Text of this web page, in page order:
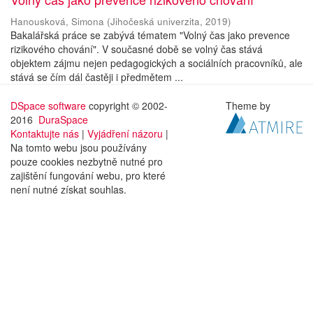
Hanousková, Simona (Jihočeská univerzita, 2019)
Bakalářská práce se zabývá tématem "Volný čas jako prevence
rizikového chování". V současné době se volný čas stává
objektem zájmu nejen pedagogických a sociálních pracovníků, ale
stává se čím dál častěji i předmětem ...
DSpace software copyright © 2002-
2016 DuraSpace
Kontaktujte nás | Vyjádření názoru |
Na tomto webu jsou používány
pouze cookies nezbytně nutné pro
zajištění fungování webu, pro které
není nutné získat souhlas.
Theme by